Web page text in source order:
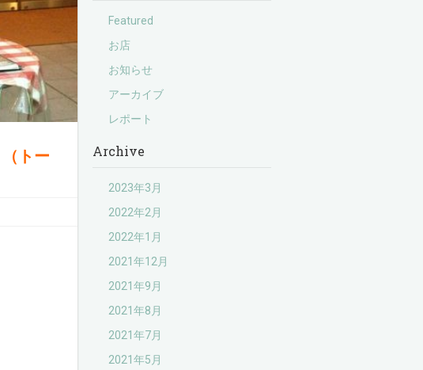
トー
Featured
お店
お知らせ
アーカイブ
レポート
Archive
2023年3月
2022年2月
2022年1月
2021年12月
2021年9月
2021年8月
2021年7月
2021年5月